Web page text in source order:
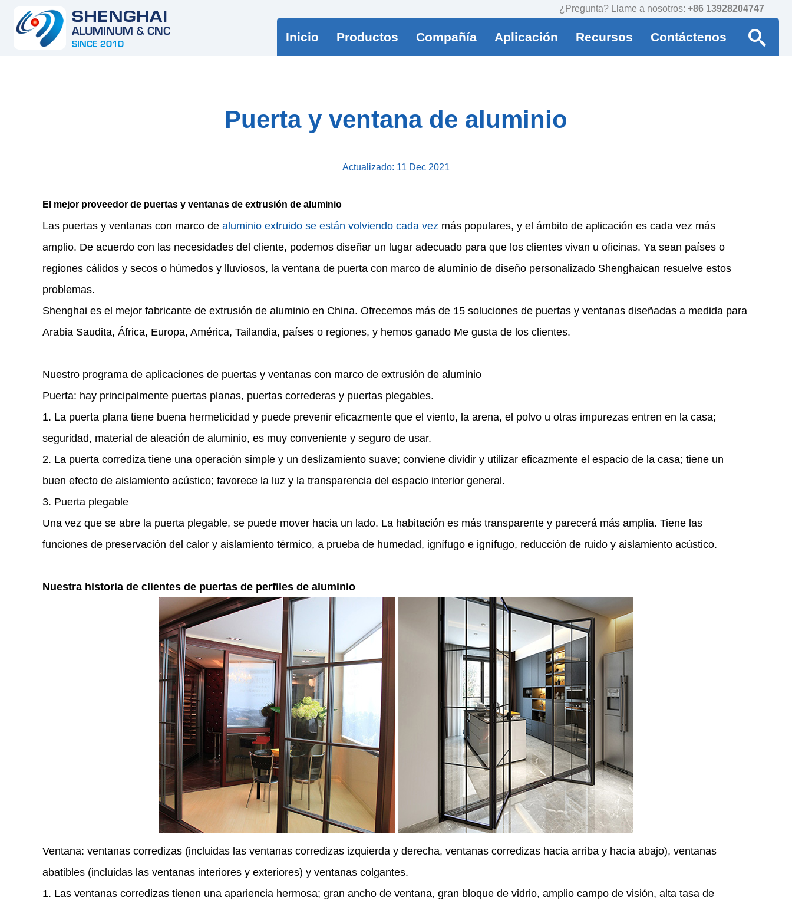
¿Pregunta? Llame a nosotros: +86 13928204747
Inicio Productos Compañía Aplicación Recursos Contáctenos
Puerta y ventana de aluminio
Actualizado: 11 Dec 2021
El mejor proveedor de puertas y ventanas de extrusión de aluminio
Las puertas y ventanas con marco de aluminio extruido se están volviendo cada vez más populares, y el ámbito de aplicación es cada vez más
amplio. De acuerdo con las necesidades del cliente, podemos diseñar un lugar adecuado para que los clientes vivan u oficinas. Ya sean países o
regiones cálidos y secos o húmedos y lluviosos, la ventana de puerta con marco de aluminio de diseño personalizado Shenghaican resuelve estos
problemas.
Shenghai es el mejor fabricante de extrusión de aluminio en China. Ofrecemos más de 15 soluciones de puertas y ventanas diseñadas a medida para
Arabia Saudita, África, Europa, América, Tailandia, países o regiones, y hemos ganado Me gusta de los clientes.
Nuestro programa de aplicaciones de puertas y ventanas con marco de extrusión de aluminio
Puerta: hay principalmente puertas planas, puertas correderas y puertas plegables.
1. La puerta plana tiene buena hermeticidad y puede prevenir eficazmente que el viento, la arena, el polvo u otras impurezas entren en la casa;
seguridad, material de aleación de aluminio, es muy conveniente y seguro de usar.
2. La puerta corrediza tiene una operación simple y un deslizamiento suave; conviene dividir y utilizar eficazmente el espacio de la casa; tiene un
buen efecto de aislamiento acústico; favorece la luz y la transparencia del espacio interior general.
3. Puerta plegable
Una vez que se abre la puerta plegable, se puede mover hacia un lado. La habitación es más transparente y parecerá más amplia. Tiene las
funciones de preservación del calor y aislamiento térmico, a prueba de humedad, ignífugo e ignífugo, reducción de ruido y aislamiento acústico.
Nuestra historia de clientes de puertas de perfiles de aluminio
Ventana: ventanas corredizas (incluidas las ventanas corredizas izquierda y derecha, ventanas corredizas hacia arriba y hacia abajo), ventanas
abatibles (incluidas las ventanas interiores y exteriores) y ventanas colgantes.
1. Las ventanas corredizas tienen una apariencia hermosa; gran ancho de ventana, gran bloque de vidrio, amplio campo de visión, alta tasa de